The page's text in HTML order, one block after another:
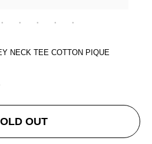
NECK TEE COTTON PIQUE
OUT